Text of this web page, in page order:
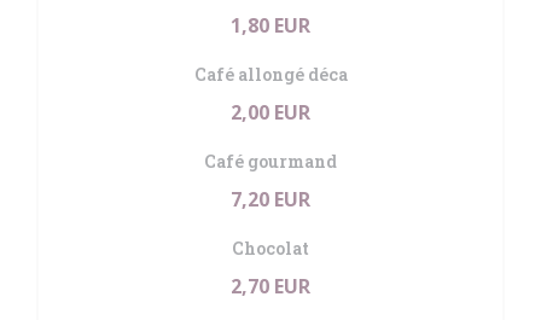
1,80 EUR
Café allongé déca
2,00 EUR
Café gourmand
7,20 EUR
Chocolat
2,70 EUR